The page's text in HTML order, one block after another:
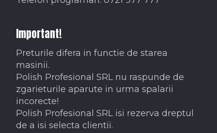
Important!
Preturile difera in functie de starea
masinii.
Polish Profesional SRL nu raspunde de
zgarieturile aparute in urma spalarii
incorecte!
Polish Profesional SRL isi rezerva dreptul
de a isi selecta clientii.